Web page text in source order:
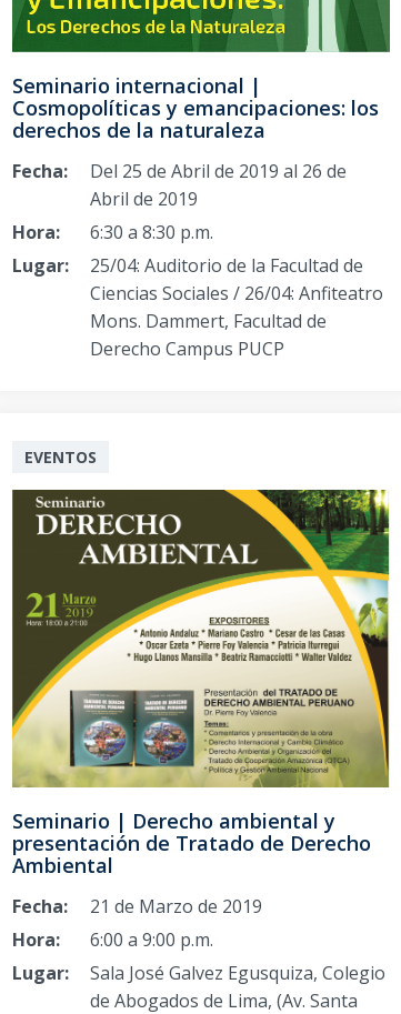
Seminario internacional |
Cosmopolíticas y emancipaciones: los
derechos de la naturaleza
Fecha:
Del 25 de Abril de 2019 al 26 de
Abril de 2019
Hora:
6:30 a 8:30 p.m.
Lugar:
25/04: Auditorio de la Facultad de
Ciencias Sociales / 26/04: Anfiteatro
Mons. Dammert, Facultad de
Derecho Campus PUCP
EVENTOS
Seminario | Derecho ambiental y
presentación de Tratado de Derecho
Ambiental
Fecha:
21 de Marzo de 2019
Hora:
6:00 a 9:00 p.m.
Lugar:
Sala José Galvez Egusquiza, Colegio
de Abogados de Lima, (Av. Santa